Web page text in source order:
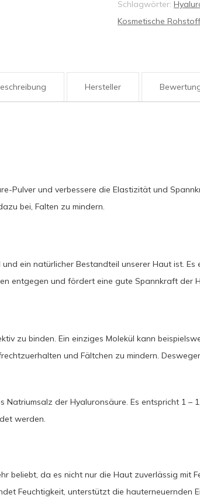
Schlagwörter:
Kosmetische
Hersteller
Pulver und verbessere die Elastizität und
bei, Falten zu mindern.
ein natürlicher Bestandteil unserer Haut ist.
entgegen und fördert eine gute Spannkraft der
zu binden. Ein einziges Molekül kann
und Fältchen zu mindern.
der Hyaluronsäure. Es entspricht 1 –
werden.
beliebt, da es nicht nur die Haut zuverlässig mit
Feuchtigkeit, unterstützt die hauterneuernden